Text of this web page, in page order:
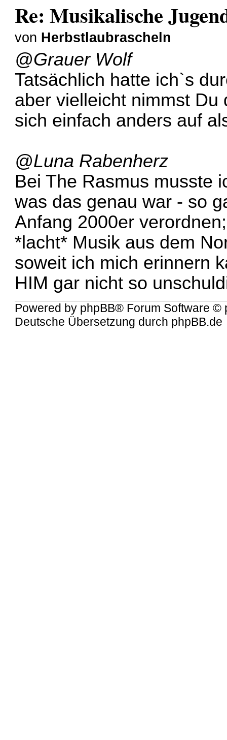
Re: Musikalische
von Herbstlaubrascheln
@Grauer Wolf
Tatsächlich hatte ich`s
aber vielleicht nimmst
sich einfach anders auf
@Luna Rabenherz
Bei The Rasmus musste
was das genau war - so
Anfang 2000er
*lacht* Musik aus dem
soweit ich mich erinnern
HIM gar nicht so
Powered by phpBB® Forum Software ©
Deutsche Übersetzung durch phpBB.de